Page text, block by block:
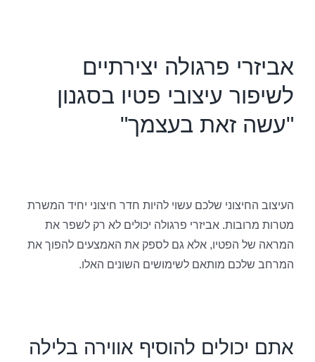
אביזרי פרגולה יצירתיים
לשיפור עיצובי פטיו בסגנון
"עשה זאת בעצמך"
העיצוב החיצוני שלכם עשוי להיות חדר חיצוני יחיד המשרת
מטרות מרובות. אביזרי פרגולה יכולים לא רק לשפר את
המראה של הפטיו, אלא גם לספק את האמצעים להפוך את
המרחב שלכם מותאם לשימושים השונים האלו.
אתם יכולים להוסיף אווירה בלילה